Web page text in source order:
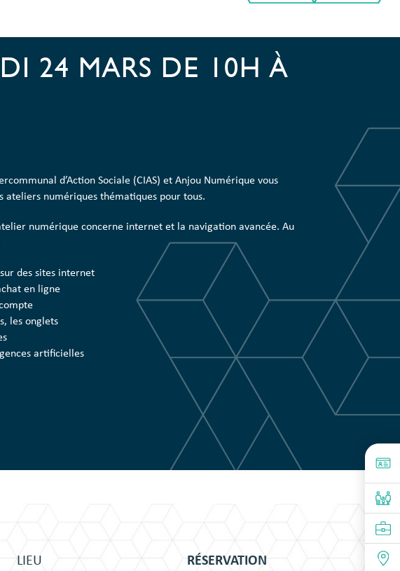
24 MARS DE 10H À
d’Action Sociale (CIAS) et Anjou Numérique vous
ateliers numériques thématiques pour tous.
numérique concerne internet et la navigation avancée. Au
des sites internet
en ligne
les onglets
artificielles
LIEU RÉSERVATION